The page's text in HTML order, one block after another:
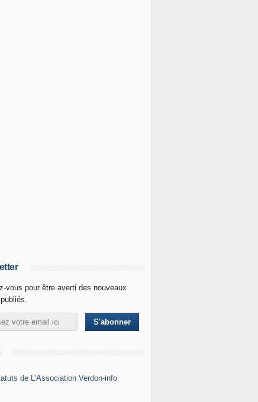
vous pour être averti des nouveaux
de L'Association Verdon-info